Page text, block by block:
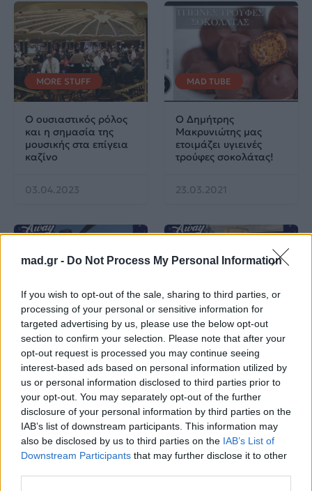
mad.gr - Do Not Process My Personal Information
If you wish to opt-out of the sale, sharing to third parties, or
processing of your personal or sensitive information for
targeted advertising by us, please use the below opt-out
section to confirm your selection. Please note that after your
opt-out request is processed you may continue seeing
interest-based ads based on personal information utilized by
us or personal information disclosed to third parties prior to
your opt-out. You may separately opt-out of the further
disclosure of your personal information by third parties on the
IAB’s list of downstream participants. This information may
also be disclosed by us to third parties on the IAB’s List of
Downstream Participants that may further disclose it to other
MORE STUFF
Ο ουσιαστικός ρόλος
και η σημασία της
μουσικής στα επίγεια
καζίνο
03.04.2023
MAD TUBE
Ο Δημήτρης
Μακρυνιώτης μας
ετοιμάζει υγιεινές
τρούφες σοκολάτας!
23.03.2021
MORE STUFF
Πάρε μέρος στο πιο
Mad Giveaway και
κέρδισε δωροεπιταγές
από την εταιρία
vinyl_art_clothing!
03.02.2021
MORE STUFF
Πάρε μέρος στο πιο
Mad Giveaway και
κέρδισε ένα ανδρικό
άρωμα από τον οίκο
Yves Saint Laurent!
02.02.2021